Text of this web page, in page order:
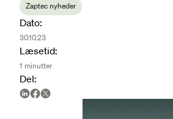
Zaptec nyheder
Dato:
30.10.23
Læsetid:
1 minutter
Del: